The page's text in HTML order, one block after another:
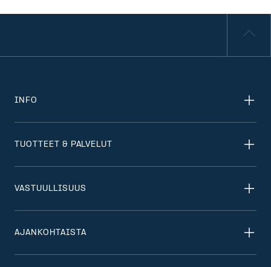
INFO
TUOTTEET & PALVELUT
VASTUULLISUUS
AJANKOHTAISTA